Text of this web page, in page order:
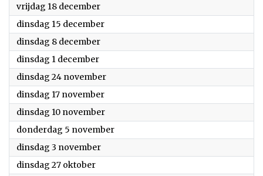
vrijdag 18 december2020
dinsdag 15 december2020
dinsdag 8 december2020
dinsdag 1 december2020
dinsdag 24 november2020
dinsdag 17 november2020
dinsdag 10 november2020
donderdag 5 november2020
dinsdag 3 november2020
dinsdag 27 oktober2020